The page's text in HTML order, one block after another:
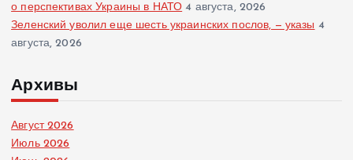
о перспективах Украины в НАТО 4 августа, 2026
Зеленский уволил еще шесть украинских послов, — указы 4
августа, 2026
Архивы
Август 2026
Июль 2026